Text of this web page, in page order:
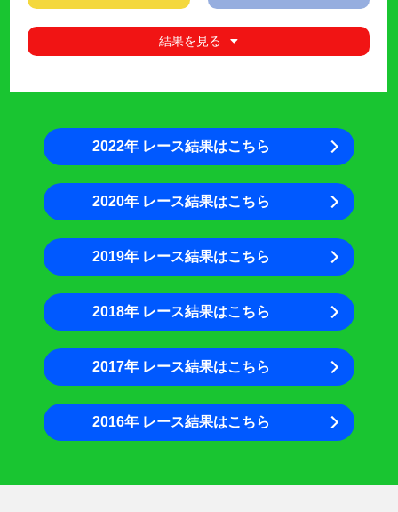
結果を見る
2022年 レース結果はこちら
2020年 レース結果はこちら
2019年 レース結果はこちら
2018年 レース結果はこちら
2017年 レース結果はこちら
2016年 レース結果はこちら